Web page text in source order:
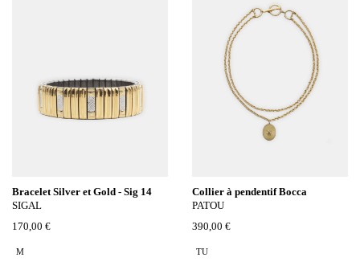
Bracelet Silver et Gold - Sig 14
SIGAL
170,00 €
M
Collier à pendentif Bocca
PATOU
390,00 €
TU